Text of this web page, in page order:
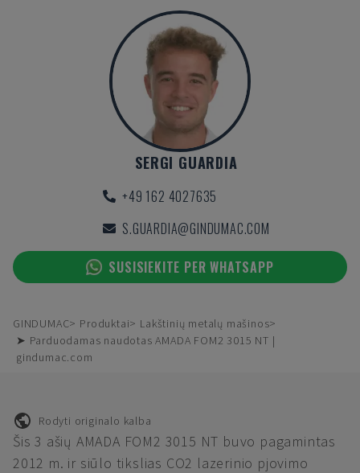
SERGI GUARDIA
+49 162 4027635
S.GUARDIA@GINDUMAC.COM
SUSISIEKITE PER WHATSAPP
GINDUMAC Produktai
Lakštinių metalų mašinos
➤ Parduodamas naudotas AMADA FOM2 3015 NT |
gindumac.com
Rodyti originalo kalba
Šis 3 ašių AMADA FOM2 3015 NT buvo pagamintas
2012 m. ir siūlo tikslias CO2 lazerinio pjovimo